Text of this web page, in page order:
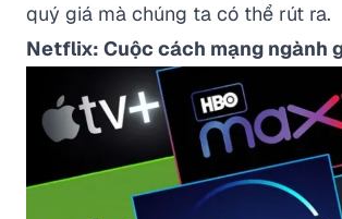
quý giá mà chúng ta có thể rút ra.
Netflix: Cuộc cách mạng ngành